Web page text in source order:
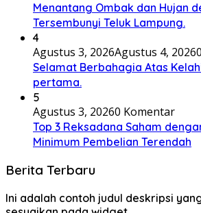
Menantang Ombak dan Hujan
Tersembunyi Teluk Lampung.
4
Agustus 3, 2026Agustus 4, 2026
Selamat Berbahagia Atas
pertama.
5
Agustus 3, 20260 Komentar
Top 3 Reksadana Saham
Minimum Pembelian Terendah
Berita Terbaru
Ini adalah contoh judul deskripsi